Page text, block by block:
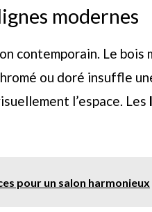
modernes
contemporain. Le
ou doré insuffle
l’espace. Les
pour un salon harmonieux